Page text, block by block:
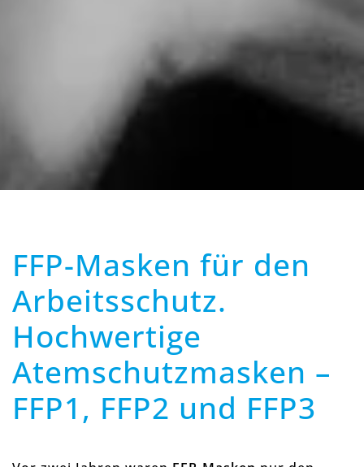
FFP-Masken für den
Arbeitsschutz.
Hochwertige
Atemschutzmasken –
FFP1, FFP2 und FFP3